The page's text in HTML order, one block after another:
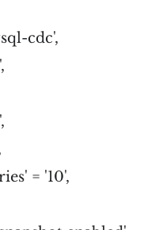
cdc',
= '10',